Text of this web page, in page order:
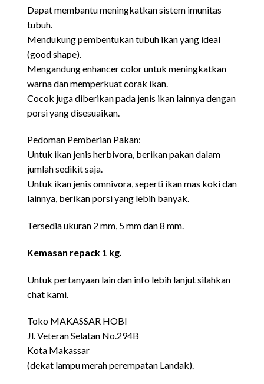
Dapat membantu meningkatkan sistem imunitas
tubuh.
Mendukung pembentukan tubuh ikan yang ideal
(good shape).
Mengandung enhancer color untuk meningkatkan
warna dan memperkuat corak ikan.
Cocok juga diberikan pada jenis ikan lainnya dengan
porsi yang disesuaikan.
Pedoman Pemberian Pakan:
Untuk ikan jenis herbivora, berikan pakan dalam
jumlah sedikit saja.
Untuk ikan jenis omnivora, seperti ikan mas koki dan
lainnya, berikan porsi yang lebih banyak.
Tersedia ukuran 2 mm, 5 mm dan 8 mm.
Kemasan repack 1 kg.
Untuk pertanyaan lain dan info lebih lanjut silahkan
chat kami.
Toko MAKASSAR HOBI
Jl. Veteran Selatan No.294B
Kota Makassar
(dekat lampu merah perempatan Landak).